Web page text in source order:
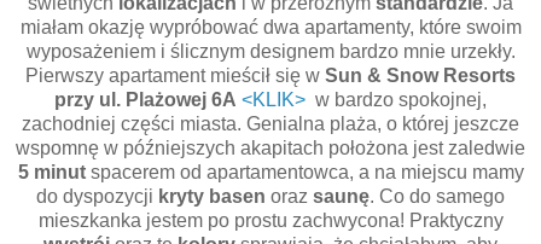
miałam okazję wypróbować dwa apartamenty, które swoim
wyposażeniem i ślicznym designem bardzo mnie urzekły.
Pierwszy apartament mieścił się w Sun & Snow Resorts
przy ul. Plażowej 6A <KLIK> w bardzo spokojnej,
zachodniej części miasta. Genialna plaża, o której jeszcze
wspomnę w późniejszych akapitach położona jest zaledwie
5 minutspacerem od apartamentowca, a na miejscu mamy
do dyspozycji kryty basen oraz saunę. Co do samego
mieszkanka jestem po prostu zachwycona! Praktyczny